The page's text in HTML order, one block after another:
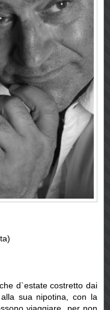
d`estate costretto dai
sua nipotina, con la